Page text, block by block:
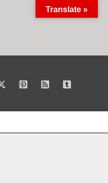
Translate »